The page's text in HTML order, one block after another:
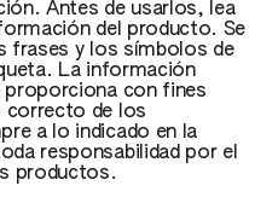
Antes de usarlos, lea
del producto. Se
frases y los símbolos de
La información
con fines
correcto de los
a lo indicado en la
responsabilidad por el
productos.